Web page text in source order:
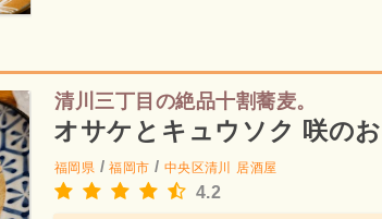
清川三丁目の絶品十割蕎麦。
オサケとキュウソク 咲の
福岡県 /福岡市 / 中央区清川 居酒屋
4.2